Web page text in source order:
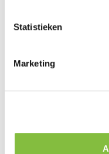
Statistieken
Marketing